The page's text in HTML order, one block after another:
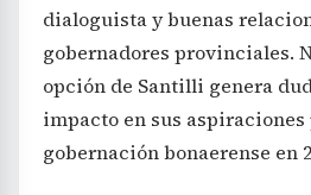
dialoguista y buenas
gobernadores provinciales.
opción de Santilli genera
impacto en sus aspiraciones
gobernación bonaerense en